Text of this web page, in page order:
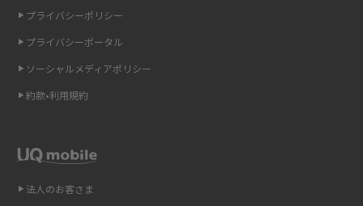
ギガバイト（GB）とは？1GBの目安やギガが足りない時の対処法を紹介
Wi-Fi 6とは？Wi-Fi 5との違いやメリットと注意点、規格の種類も解説
Wi-Fiを自宅に設置する方法は？必要なことやポイントも紹介
光ファイバーとは？仕組みやメリット・デメリットを初心者向けにわかり
法人のお客さま
プライバシーポリシー
プライバシーポータル
ソーシャルメディアポリシー
約款•利用規約